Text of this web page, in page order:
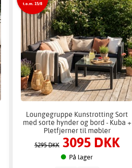
t.o.m. 15/8
Loungegruppe Kunstrotting Sort
med sorte hynder og bord - Kuba +
Pletfjerner til møbler
5295 DKK 3095 DKK
På lager